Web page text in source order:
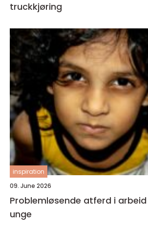
truckkjøring
inspiration
09. June 2026
Problemløsende atferd i
unge